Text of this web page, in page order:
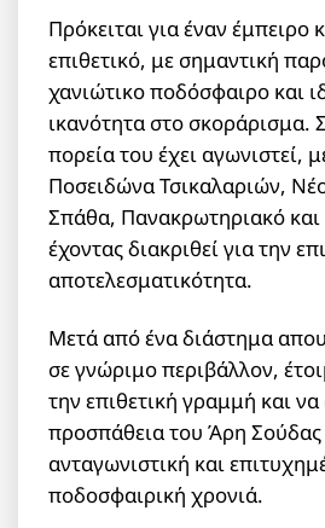
Πρόκειται για έναν έμπειρο
επιθετικό, με σημαντική
χανιώτικο ποδόσφαιρο και
ικανότητα στο σκοράρισμα.
πορεία του έχει αγωνιστεί,
Ποσειδώνα Τσικαλαριών,
Σπάθα, Πανακρωτηριακό και
έχοντας διακριθεί για την
αποτελεσματικότητα.
Μετά από ένα διάστημα
σε γνώριμο περιβάλλον,
την επιθετική γραμμή και
προσπάθεια του Άρη Σούδας
ανταγωνιστική και
ποδοσφαιρική χρονιά.